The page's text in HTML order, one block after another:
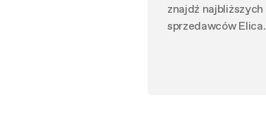
znajdź najbliższych
sprzedawców Elica.